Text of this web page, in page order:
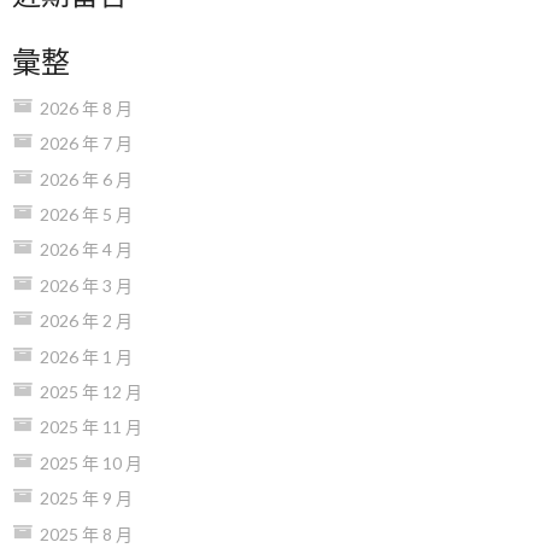
彙整
2026 年 8 月
2026 年 7 月
2026 年 6 月
2026 年 5 月
2026 年 4 月
2026 年 3 月
2026 年 2 月
2026 年 1 月
2025 年 12 月
2025 年 11 月
2025 年 10 月
2025 年 9 月
2025 年 8 月